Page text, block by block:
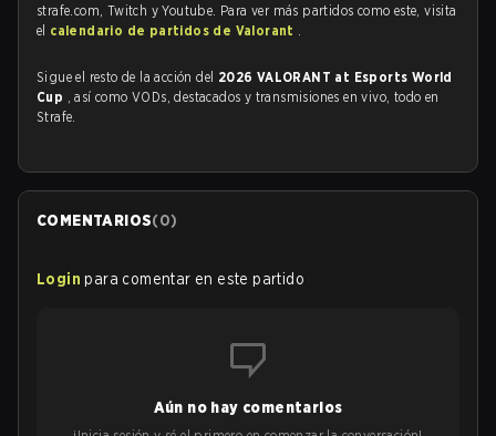
strafe.com, Twitch y Youtube. Para ver más partidos como este, visita
el calendario de partidos de Valorant .
Sigue el resto de la acción del 2026 VALORANT at Esports World
Cup , así como VODs, destacados y transmisiones en vivo, todo en
Strafe.
COMENTARIOS(0)
Login para comentar en este partido
Aún no hay comentarios